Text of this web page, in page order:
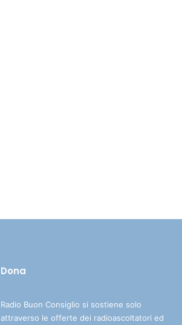
Dona
Radio Buon Consiglio si sostiene solo
attraverso le offerte dei radioascoltatori ed